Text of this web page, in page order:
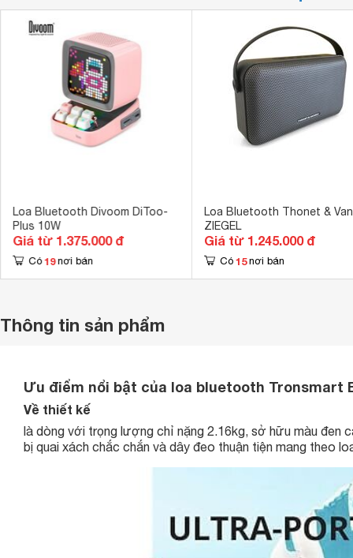
Loa Bluetooth Divoom DiToo-
Plus 10W
Giá từ 1.375.000 đ
Có 19 nơi bán
Loa Bluetooth Thonet &
ZIEGEL
Giá từ 1.245.000 đ
Có 15 nơi bán
Thông tin sản phẩm
Ưu điểm nổi bật của loa bluetooth Tronsmart
Về thiết kế
là dòng với trọng lượng chỉ nặng 2.16kg, sở hữu màu đen
bị quai xách chắc chắn và dây đeo thuận tiện mang theo